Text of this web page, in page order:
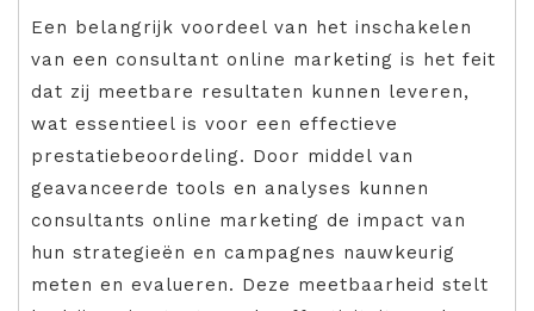
Een belangrijk voordeel van het inschakelen
van een consultant online marketing is het feit
dat zij meetbare resultaten kunnen leveren,
wat essentieel is voor een effectieve
prestatiebeoordeling. Door middel van
geavanceerde tools en analyses kunnen
consultants online marketing de impact van
hun strategieën en campagnes nauwkeurig
meten en evalueren. Deze meetbaarheid stelt